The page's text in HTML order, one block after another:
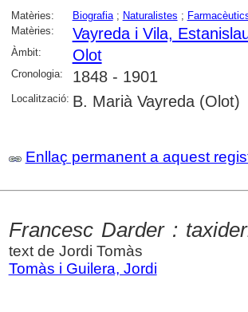
Matèries: Biografia; Naturalistes ;
Matèries:
Vayreda i Vila,
Àmbit: Olot
Cronologia: 1848 - 1901
Localització: B. Marià Vayreda (Olot)
Enllaç permanent a aquest
Francesc Darder :
text de Jordi Tomàs
Tomàs i Guilera, Jordi